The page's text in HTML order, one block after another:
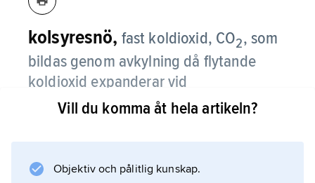
kolsyresnö, fast koldioxid, CO2, som
bildas genom avkylning då flytande
koldioxid expanderar vid
atmosfärstryck.
.
Vill du komma åt hela artikeln?
Objektiv och pålitlig kunskap.